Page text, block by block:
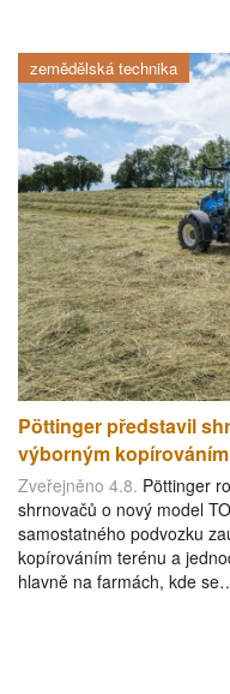
zemědělská technika
Pöttinger představil
výborným
Zveřejněno 4.8. Pöttinger
shrnovačů o nový model
samostatného podvozku
kopírováním terénu a
hlavně na farmách, kde